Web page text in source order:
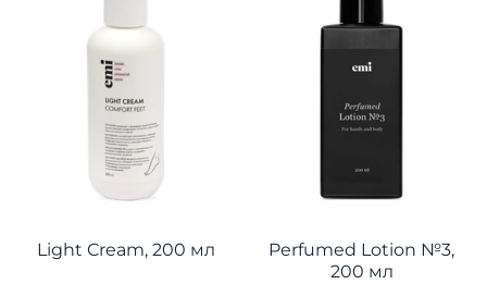
Light Cream, 200 мл
Perfumed Lotion №3,
200 мл